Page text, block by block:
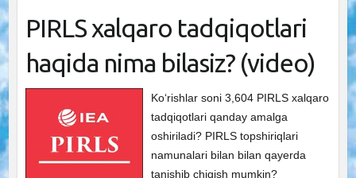
PIRLS xalqaro tadqiqotlari
haqida nima bilasiz? (video)
Ko‘rishlar soni 3,604 PIRLS xalqaro
tadqiqotlari qanday amalga
oshiriladi? PIRLS topshiriqlari
namunalari bilan bilan qayerda
tanishib chiqish mumkin?